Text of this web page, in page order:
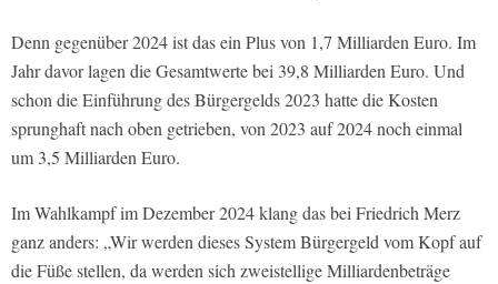
Denn gegenüber 2024 ist das ein Plus von 1,7 Milliarden Euro. Im
Jahr davor lagen die Gesamtwerte bei 39,8 Milliarden Euro. Und
schon die Einführung des Bürgergelds 2023 hatte die Kosten
sprunghaft nach oben getrieben, von 2023 auf 2024 noch einmal
um 3,5 Milliarden Euro.
Im Wahlkampf im Dezember 2024 klang das bei Friedrich Merz
ganz anders: „Wir werden dieses System Bürgergeld vom Kopf auf
die Füße stellen, da werden sich zweistellige Milliardenbeträge